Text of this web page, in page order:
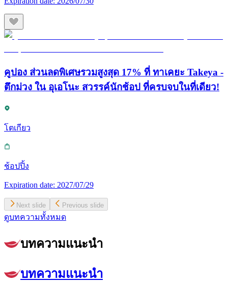
คูปอง ส่วนลดพิเศษรวมสูงสุด 17% ที่ ทาเคยะ Takeya -
ตึกม่วง ใน อุเอโนะ สวรรค์นักช้อป ที่ครบจบในที่เดียว!
โตเกียว
ช้อปปิ้ง
Expiration date: 2027/07/29
Next slide Previous slide
ดูบทความทั้งหมด
บทความแนะนำ
บทความแนะนำ